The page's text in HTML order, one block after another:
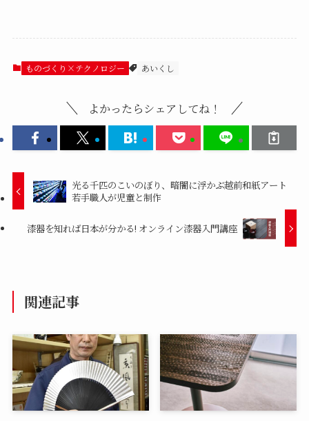
ものづくり×テクノロジー あいくし
よかったらシェアしてね！
光る千匹のこいのぼり、暗闇に浮かぶ越前和紙アート
若手職人が児童と制作
漆器を知れば日本が分かる! オンライン漆器入門講座
関連記事